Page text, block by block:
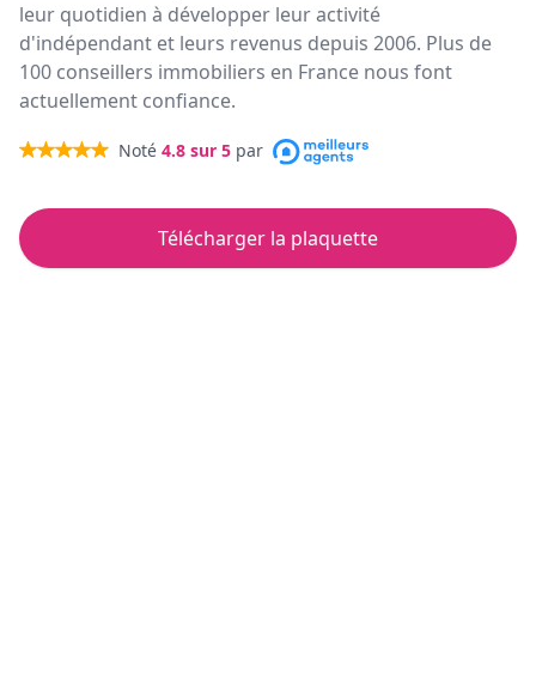
leur quotidien à développer leur activité
d'indépendant et leurs revenus depuis 2006. Plus de
100 conseillers immobiliers en France nous font
actuellement confiance.
Noté 4.8 sur 5 par
Télécharger la plaquette